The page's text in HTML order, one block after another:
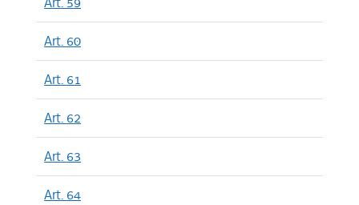
Art. 60
Art. 61
Art. 62
Art. 63
Art. 64